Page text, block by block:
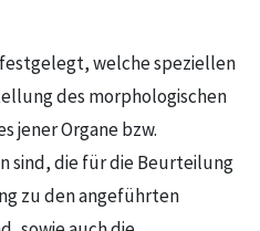
welche speziellen
des morphologischen
jener Organe bzw.
sind, die für die Beurteilung
zu den angeführten